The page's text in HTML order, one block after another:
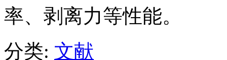
率、剥离力等性能。
分类: 文献